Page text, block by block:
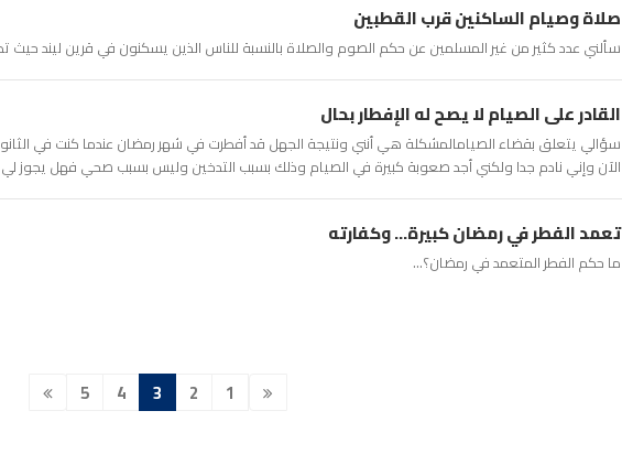
صلاة وصيام الساكنين قرب القطبين
سألني عدد كثير من غير المسلمين عن حكم الصوم والصلاة بالنسبة للناس الذين يسكنون في قرين ليند حيث
القادر على الصيام لا يصح له الإفطار بحال
سؤالي يتعلق بقضاء الصيامالمشكلة هي أنني ونتيجة الجهل قد أفطرت في شهر رمضان عندما كنت في
الآن وإني نادم جدا ولكني أجد صعوبة كبيرة في الصيام وذلك بسبب التدخين وليس بسبب صحي فهل يجوز لي
تعمد الفطر في رمضان كبيرة... وكفارته
ما حكم الفطر المتعمد في رمضان؟...
1
2
3
4
5